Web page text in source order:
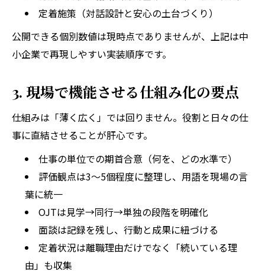
定着施策（対話設計と安心の土台づくり）
公開できる個別数値は現時点でありませんが、上記は中
小企業で再現しやすい実装順序です。
3. 現場で機能させる仕組み化の要点
仕組みは「薄く広く」では回りません。役割と日々の仕
事に直結させることが肝心です。
仕事の単位での期首合意（何を、どの水準で）
評価観点は3〜5個程度に整理し、用語を現場の言
葉に統一
OJTは見学→同行→単独の段階を明確化
面談は記録を残し、行動と成果に紐づける
定着状況は離職理由だけでなく「続いている理
由」も収集